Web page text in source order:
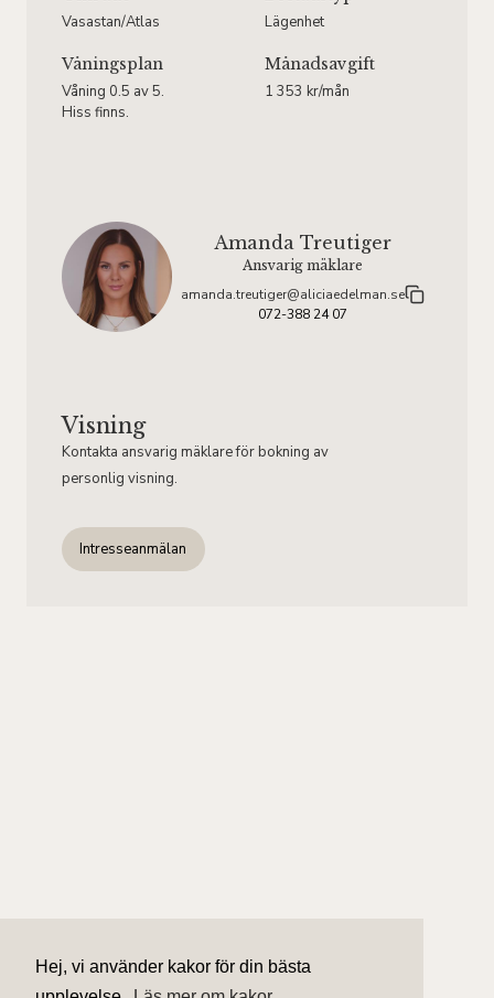
Hej, vi använder kakor för din bästa
Vasastan/Atlas
Lägenhet
Våningsplan
Våning 0.5 av 5.
Hiss finns.
Månadsavgift
1 353 kr/mån
Amanda Treutiger
Ansvarig mäklare
amanda.treutiger@aliciaedelman.se
072-388 24 07
Visning
Kontakta ansvarig mäklare för bokning av
personlig visning.
Intresseanmälan